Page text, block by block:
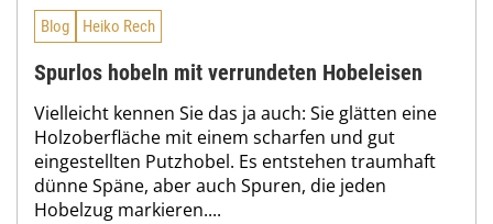
Blog Heiko Rech
Spurlos hobeln mit verrundeten Hobeleisen
Vielleicht kennen Sie das ja auch: Sie glätten eine
Holzoberfläche mit einem scharfen und gut
eingestellten Putzhobel. Es entstehen traumhaft
dünne Späne, aber auch Spuren, die jeden
Hobelzug markieren....